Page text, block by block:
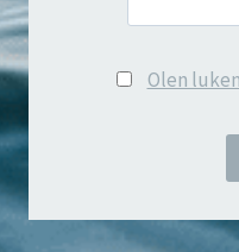
Olen